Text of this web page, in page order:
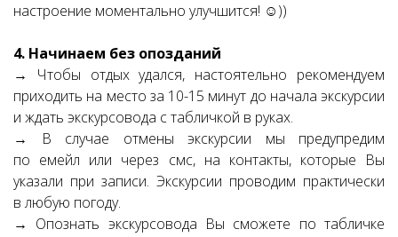
настроение моментально улучшится! ☺))
4. Начинаем без опозданий
→ Чтобы отдых удался, настоятельно рекомендуем
приходить на место за 10-15 минут до начала экскурсии
и ждать экскурсовода с табличкой в руках.
→ В случае отмены экскурсии мы предупредим
по емейл или через смс, на контакты, которые Вы
указали при записи. Экскурсии проводим практически
в любую погоду.
→ Опознать экскурсовода Вы сможете по табличке